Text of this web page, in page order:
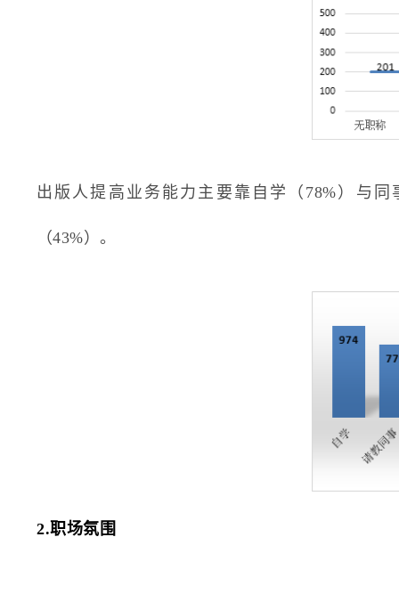
出版人提高业务能力主要靠自学（78%）与
（43%）。
2.职场氛围